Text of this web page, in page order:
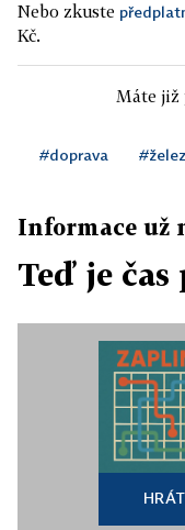
Nebo zkuste
Kč.
Máte již
#doprava
Informace už
Teď je
HRÁT